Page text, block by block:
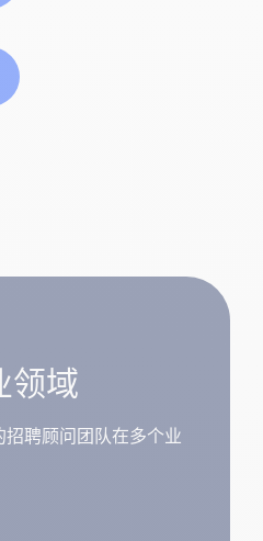
领域
聘顾问团队在多个业